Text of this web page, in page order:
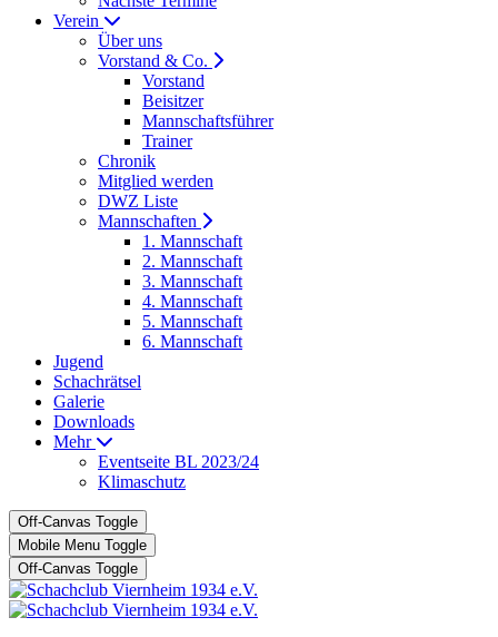
Verein
Über uns
Vorstand & Co.
Vorstand
Beisitzer
Mannschaftsführer
Trainer
Chronik
Mitglied werden
DWZ Liste
Mannschaften
1. Mannschaft
2. Mannschaft
3. Mannschaft
4. Mannschaft
5. Mannschaft
6. Mannschaft
Jugend
Schachrätsel
Galerie
Downloads
Mehr
Eventseite BL 2023/24
Klimaschutz
Off-Canvas Toggle
Mobile Menu Toggle
Off-Canvas Toggle